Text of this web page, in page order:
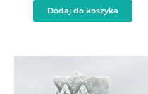
Dodaj do koszyka